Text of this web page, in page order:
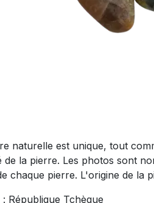
naturelle est unique, tout
de la pierre. Les photos sont
chaque pierre. L'origine de la
République Tchèque